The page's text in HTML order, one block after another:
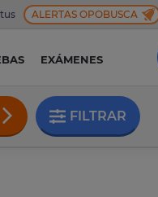
ALERTAS OPOBUSCA
EXÁMENES
FILTRAR